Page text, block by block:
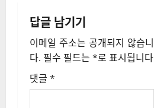
이
션
답글 남기기
이메일 주소는 공개되지 않습니
다. 필수 필드는 *로 표시됩니다
댓글 *